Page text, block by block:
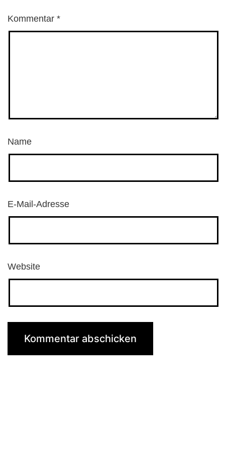
Kommentar *
Name
E-Mail-Adresse
Website